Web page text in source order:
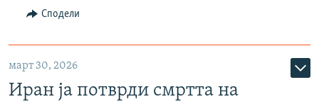
Сподели
март 30, 2026
Иран ја потврди смртта на